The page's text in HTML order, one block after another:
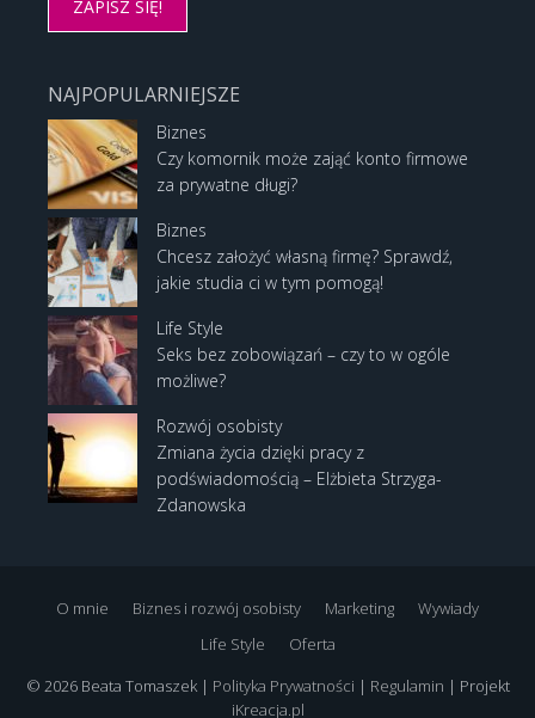
NAJPOPULARNIEJSZE
Biznes
Czy komornik może zająć konto firmowe
za prywatne długi?
Biznes
Chcesz założyć własną firmę? Sprawdź,
jakie studia ci w tym pomogą!
Life Style
Seks bez zobowiązań – czy to w ogóle
możliwe?
Rozwój osobisty
Zmiana życia dzięki pracy z
podświadomością – Elżbieta Strzyga-
Zdanowska
O mnie Biznes i rozwój osobisty Marketing
Wywiady
Life Style
Oferta
© 2026 Beata Tomaszek | Polityka Prywatności | Regulamin | Projekt
iKreacja.pl